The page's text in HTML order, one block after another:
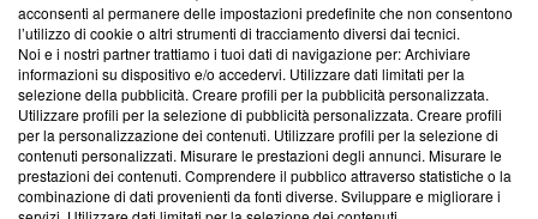
Team editoriale
Corporate
Redazione
Informativa Privacy
Cookie Policy
acconsenti al permanere delle impostazioni predefinite che non consentono
l’utilizzo di cookie o altri strumenti di tracciamento diversi dai tecnici.
Noi e i nostri partner trattiamo i tuoi dati di navigazione per: Archiviare
informazioni su dispositivo e/o accedervi. Utilizzare dati limitati per la
selezione della pubblicità. Creare profili per la pubblicità personalizzata.
Utilizzare profili per la selezione di pubblicità personalizzata. Creare profili
per la personalizzazione dei contenuti. Utilizzare profili per la selezione di
contenuti personalizzati. Misurare le prestazioni degli annunci. Misurare le
prestazioni dei contenuti. Comprendere il pubblico attraverso statistiche o la
combinazione di dati provenienti da fonti diverse. Sviluppare e migliorare i